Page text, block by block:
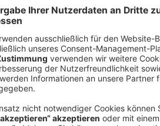
powered byUsercentrics
Platform